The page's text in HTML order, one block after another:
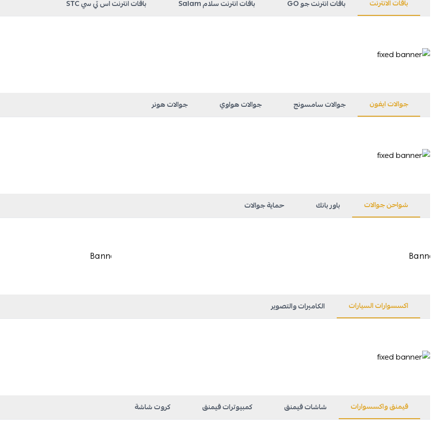
باقات الانترنت باقات انترنت جو GO باقات انترنت سلام Salam باقات انترنت اس تي سي STC
جوالات ايفون جوالات سامسونج جوالات هواوي جوالات هونر
شواحن جوالات باور بانك حماية جوالات
اكسسوارات السيارات الكاميرات والتصوير
قيمنق واكسسوارات شاشات قيمنق كمبيوترات قيمنق كروت شاشة